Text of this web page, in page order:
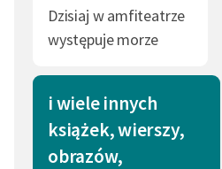
Dzisiaj w amfiteatrze
występuje morze
i wiele innych
książek, wierszy,
obrazów,